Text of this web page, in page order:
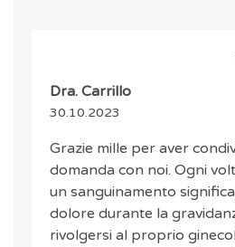
Dra. Carrillo
30.10.2023
Grazie mille per aver
domanda con noi. Ogni
un sanguinamento
dolore durante la
rivolgersi al proprio